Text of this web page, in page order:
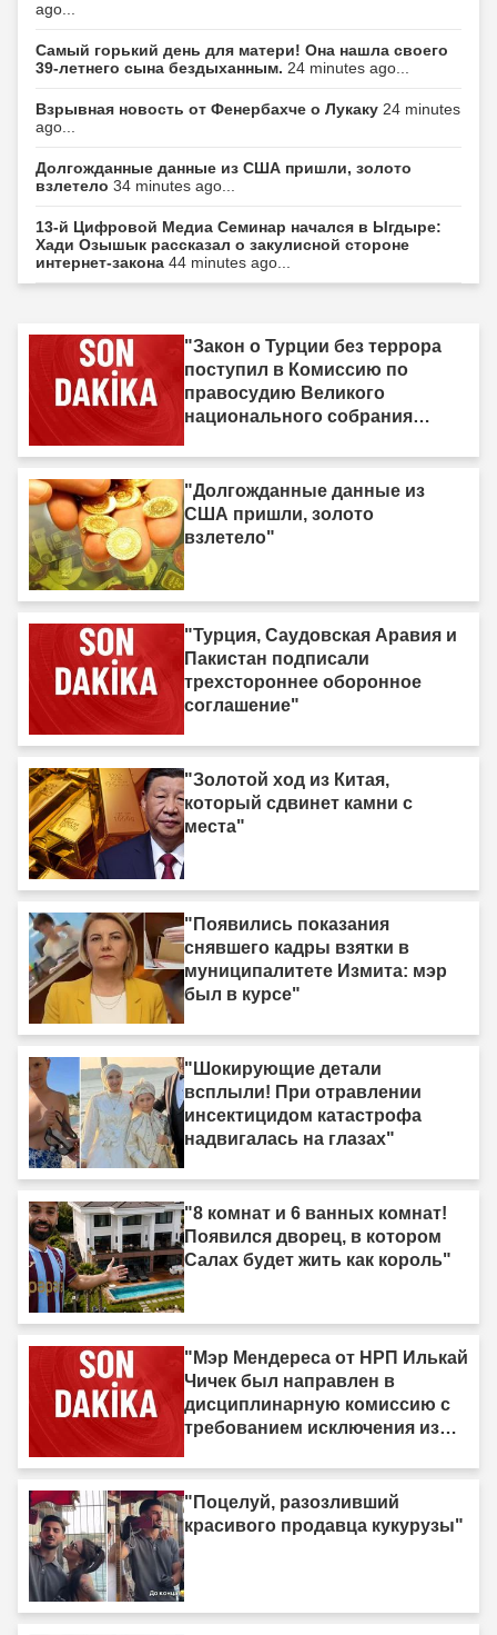
ago...
Самый горький день для матери! Она нашла своего
39-летнего сына бездыханным. 24 minutes ago...
Взрывная новость от Фенербахче о Лукаку 24 minutes
ago...
Долгожданные данные из США пришли, золото
взлетело 34 minutes ago...
13-й Цифровой Медиа Семинар начался в Ыгдыре:
Хади Озышык рассказал о закулисной стороне
интернет-закона 44 minutes ago...
"Закон о Турции без террора
поступил в Комиссию по
правосудию Великого
национального собрания
"Долгожданные данные из
США пришли, золото
взлетело"
"Турция, Саудовская Аравия и
Пакистан подписали
трехстороннее оборонное
соглашение"
"Золотой ход из Китая,
который сдвинет камни с
места"
"Появились показания
снявшего кадры взятки в
муниципалитете Измита: мэр
был в курсе"
"Шокирующие детали
всплыли! При отравлении
инсектицидом катастрофа
надвигалась на глазах"
"8 комнат и 6 ванных комнат!
Появился дворец, в котором
Салах будет жить как король"
"Мэр Мендереса от НРП Илькай
Чичек был направлен в
дисциплинарную комиссию с
требованием исключения из
"Поцелуй, разозливший
красивого продавца кукурузы"